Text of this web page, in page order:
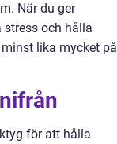
När du ger
och hålla
lika mycket på
för att hålla